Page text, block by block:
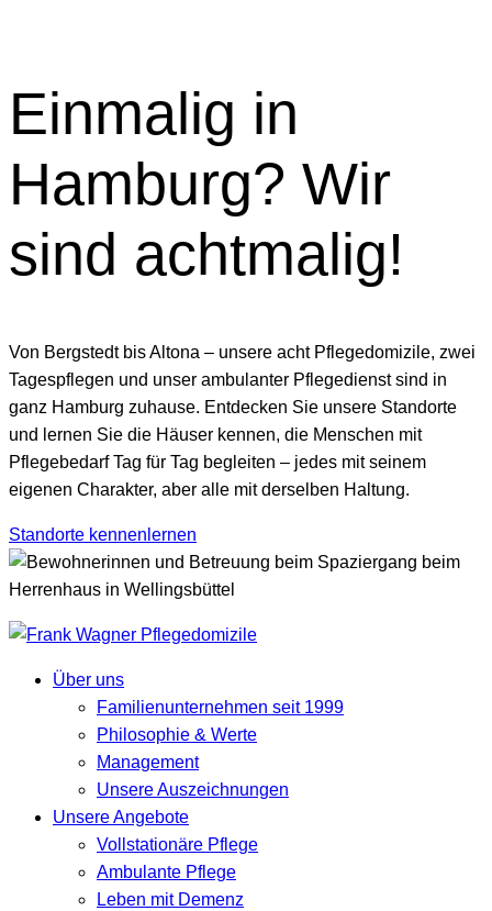
Einmalig in
Hamburg? Wir
sind achtmalig!
Von Bergstedt bis Altona – unsere acht Pflegedomizile, zwei
Tagespflegen und unser ambulanter Pflegedienst sind in
ganz Hamburg zuhause. Entdecken Sie unsere Standorte
und lernen Sie die Häuser kennen, die Menschen mit
Pflegebedarf Tag für Tag begleiten – jedes mit seinem
eigenen Charakter, aber alle mit derselben Haltung.
Standorte kennenlernen
Über uns
Familienunternehmen seit 1999
Philosophie & Werte
Management
Unsere Auszeichnungen
Unsere Angebote
Vollstationäre Pflege
Ambulante Pflege
Leben mit Demenz